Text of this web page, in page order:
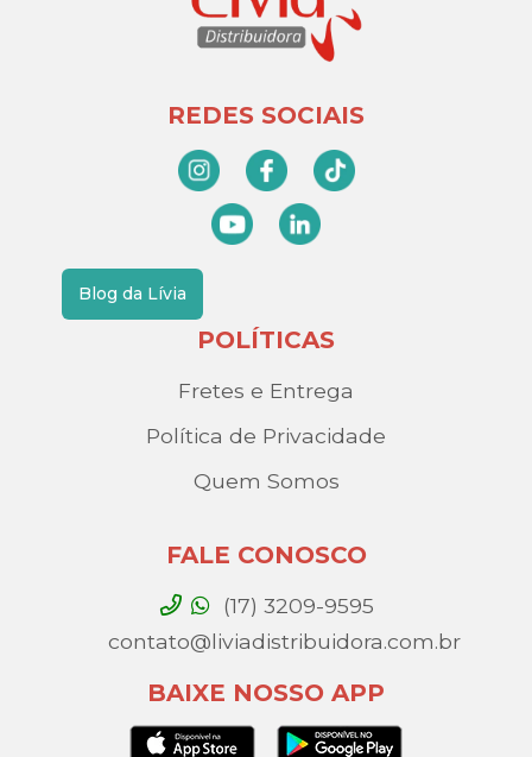
REDES SOCIAIS
Blog da Lívia
POLÍTICAS
Fretes e Entrega
Política de Privacidade
Quem Somos
FALE CONOSCO
(17) 3209-9595
contato@liviadistribuidora.com.br
BAIXE NOSSO APP